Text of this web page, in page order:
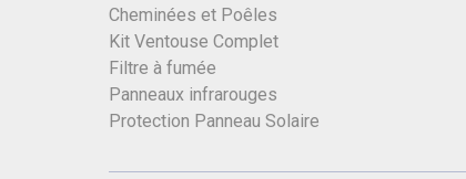
Cheminées et Poêles
Kit Ventouse Complet
Filtre à fumée
Panneaux infrarouges
Protection Panneau Solaire